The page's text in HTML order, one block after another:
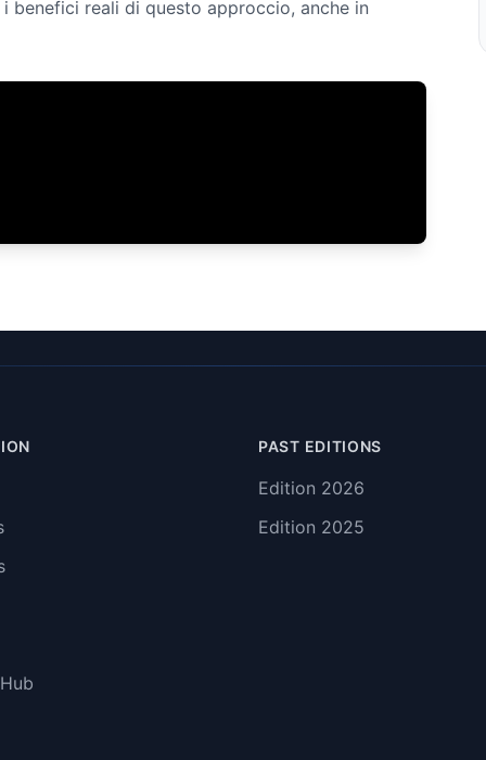
benefici reali di questo approccio, anche in
PAST EDITIONS
Edition 2026
Edition 2025